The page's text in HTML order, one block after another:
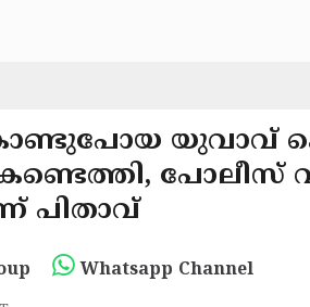
യുവാവ്
പോലീസ്
പിതാവ്
Whatsapp Channel